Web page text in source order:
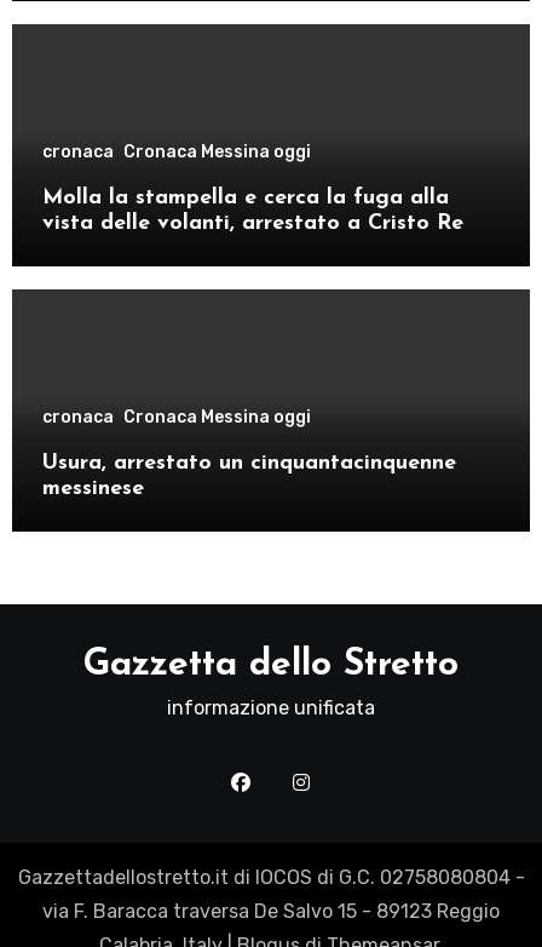
cronaca Cronaca Messina oggi
Molla la stampella e cerca la fuga alla
vista delle volanti, arrestato a Cristo Re
cronaca Cronaca Messina oggi
Usura, arrestato un cinquantacinquenne
messinese
Gazzetta dello Stretto
informazione unificata
Gazzettadellostretto.it di IOCOS di G.C. 02758080804 -
via F. Baracca traversa De Salvo 15 - 89123 Reggio